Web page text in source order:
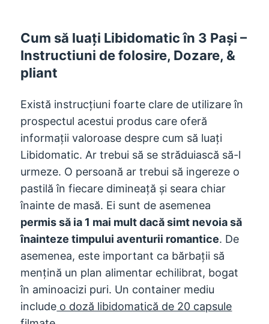
Cum să luați Libidomatic în 3 Pași –
Instructiuni de folosire, Dozare, &
pliant
Există instrucțiuni foarte clare de utilizare în
prospectul acestui produs care oferă
informații valoroase despre cum să luați
Libidomatic. Ar trebui să se străduiască să-l
urmeze. O persoană ar trebui să ingereze o
pastilă în fiecare dimineață și seara chiar
înainte de masă. Ei sunt de asemenea
permis să ia 1 mai mult dacă simt nevoia să
înainteze timpului aventurii romantice. De
asemenea, este important ca bărbații să
mențină un plan alimentar echilibrat, bogat
în aminoacizi puri. Un container mediu
include o doză libidomatică de 20 capsule